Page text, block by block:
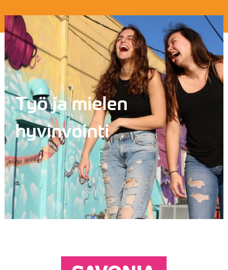
Työ ja mielen
hyvinvointi